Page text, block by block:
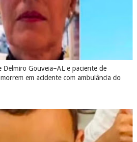
Delmiro Gouveia–AL e paciente de
em acidente com ambulância do